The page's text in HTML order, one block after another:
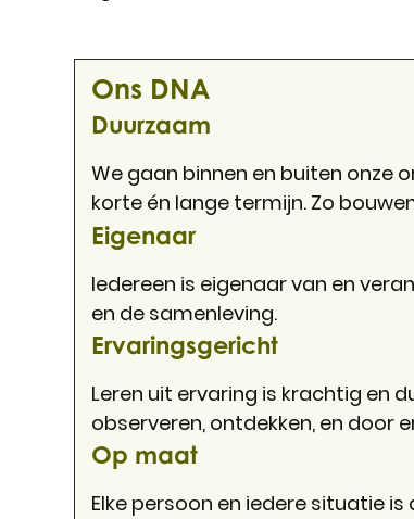
Ons DNA
Duurzaam
We gaan binnen en buiten onze
korte én lange termijn. Zo
Eigenaar
Iedereen is eigenaar van en
en de samenleving.
Ervaringsgericht
Leren uit ervaring is krachtig en
observeren, ontdekken, en door
Op maat
Elke persoon en iedere situatie